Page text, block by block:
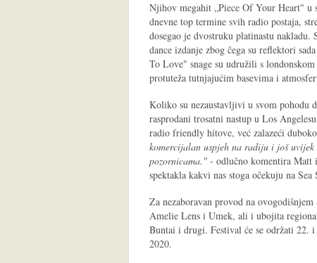
Njihov megahit „Piece Of Your Heart" u
dnevne top termine svih radio postaja,
dosegao je dvostruku platinastu
dance izdanje zbog čega su reflektori
To Love" snage su udružili s
protuteža tutnjajućim basevima i
Koliko su nezaustavljivi u svom pohodu
rasprodani trosatni nastup u Los
radio friendly hitove, već zalazeći
komercijalan uspjeh na radiju i još
pozornicama." - odlučno komentira Matt
spektakla kakvi nas stoga očekuju na Sea
Za nezaboravan provod na
Amelie Lens i Umek, ali i ubojita
Buntai i drugi. Festival će se održati 22.
2020.